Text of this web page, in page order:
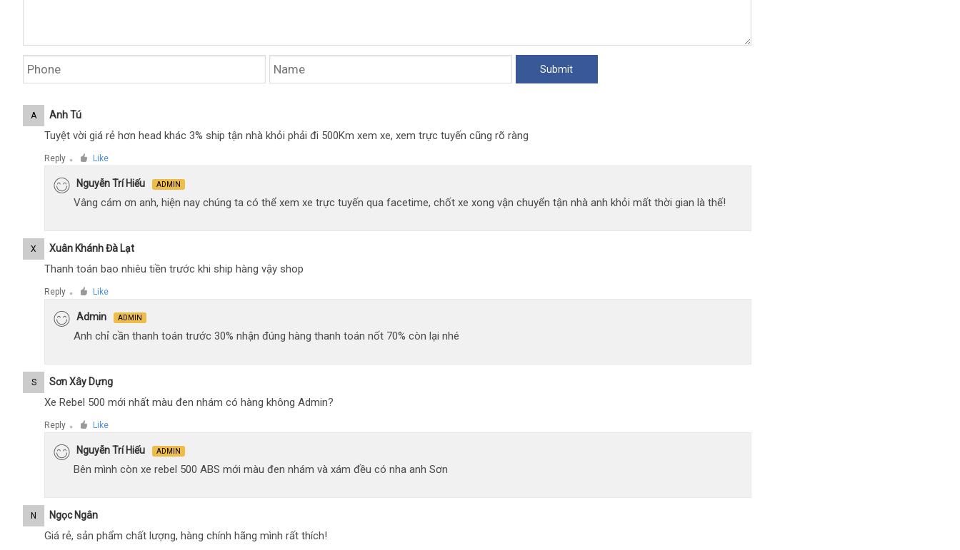
A Anh Tú
Tuyệt vời giá rẻ hơn head khác 3% ship tận nhà khỏi phải đi 500Km xem xe, xem trực tuyến cũng rõ ràng
Reply ● Like
Nguyễn Trí Hiếu ADMIN
Vâng cám ơn anh, hiện nay chúng ta có thể xem xe trực tuyến qua facetime, chốt xe xong vận chuyển tận nhà anh khỏi mất thời gian là thế!
X Xuân Khánh Đà Lạt
Thanh toán bao nhiêu tiền trước khi ship hàng vậy shop
Reply ● Like
Admin ADMIN
Anh chỉ cần thanh toán trước 30% nhận đúng hàng thanh toán nốt 70% còn lại nhé
S Sơn Xây Dựng
Xe Rebel 500 mới nhất màu đen nhám có hàng không Admin?
Reply ● Like
Nguyễn Trí Hiếu ADMIN
Bên mình còn xe rebel 500 ABS mới màu đen nhám và xám đều có nha anh Sơn
N Ngọc Ngân
Giá rẻ, sản phẩm chất lượng, hàng chính hãng mình rất thích!